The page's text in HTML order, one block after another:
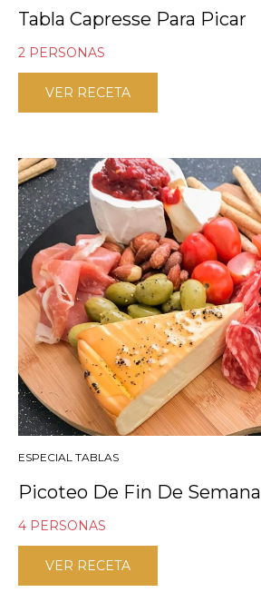
Tabla Capresse Para Picar
2 PERSONAS
VER RECETA
ESPECIAL TABLAS
Picoteo De Fin De Semana
4 PERSONAS
VER RECETA